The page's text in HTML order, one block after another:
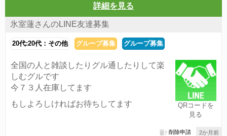
詳細を見る
氷室蓮さんのLINE友達募集
20代:20代：その他 グループ募集 グループ募集
QRコードを
見る
全国の人と雑談したりグル通したりして楽
しむグルです
今７３人在庫してます
もしよろしければお待ちしてます
2か月前
削除申請